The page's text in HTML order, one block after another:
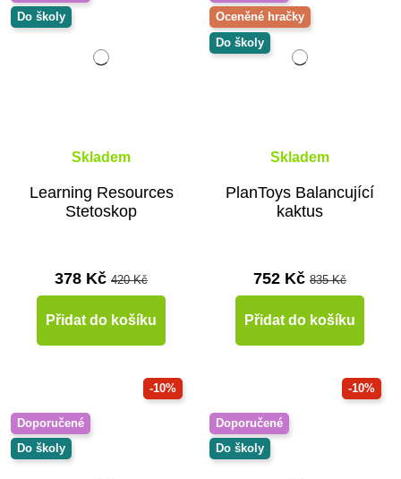
Do školy
Skladem
Learning Resources
Stetoskop
378 Kč 420 Kč
Přidat do košíku
Oceněné hračky
Do školy
Skladem
PlanToys Balancující
kaktus
752 Kč 835 Kč
Přidat do košíku
-10%
Doporučené
Do školy
-10%
Doporučené
Do školy